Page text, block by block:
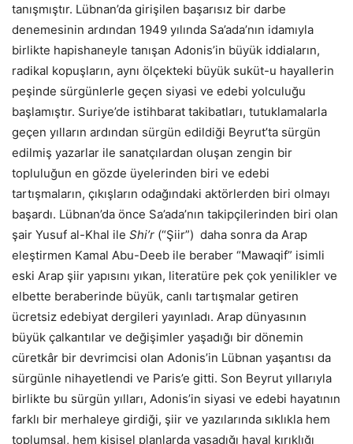
tanışmıştır. Lübnan’da girişilen başarısız bir darbe
denemesinin ardından 1949 yılında Sa’ada’nın idamıyla
birlikte hapishaneyle tanışan Adonis’in büyük iddiaların,
radikal kopuşların, aynı ölçekteki büyük suküt-u hayallerin
peşinde sürgünlerle geçen siyasi ve edebi yolculuğu
başlamıştır. Suriye’de istihbarat takibatları, tutuklamalarla
geçen yılların ardından sürgün edildiği Beyrut’ta sürgün
edilmiş yazarlar ile sanatçılardan oluşan zengin bir
topluluğun en gözde üyelerinden biri ve edebi
tartışmaların, çıkışların odağındaki aktörlerden biri olmayı
başardı. Lübnan’da önce Sa’ada’nın takipçilerinden biri olan
şair Yusuf al-Khal ile Shi’r (“Şiir”) daha sonra da Arap
eleştirmen Kamal Abu-Deeb ile beraber “Mawaqif” isimli
eski Arap şiir yapısını yıkan, literatüre pek çok yenilikler ve
elbette beraberinde büyük, canlı tartışmalar getiren
ücretsiz edebiyat dergileri yayınladı. Arap dünyasının
büyük çalkantılar ve değişimler yaşadığı bir dönemin
cüretkâr bir devrimcisi olan Adonis’in Lübnan yaşantısı da
sürgünle nihayetlendi ve Paris’e gitti. Son Beyrut yıllarıyla
birlikte bu sürgün yılları, Adonis’in siyasi ve edebi hayatının
farklı bir merhaleye girdiği, şiir ve yazılarında sıklıkla hem
toplumsal, hem kişisel planlarda yaşadığı hayal kırıklığı